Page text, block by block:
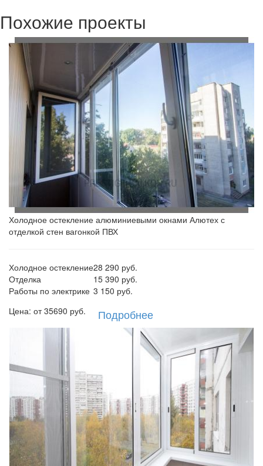
Похожие проекты
Холодное остекление алюминиевыми окнами Алютех с
отделкой стен вагонкой ПВХ
Холодное остекление28 290 руб.
Отделка
15 390 руб.
Работы по электрике 3 150 руб.
Цена: от35690 руб. Подробнее